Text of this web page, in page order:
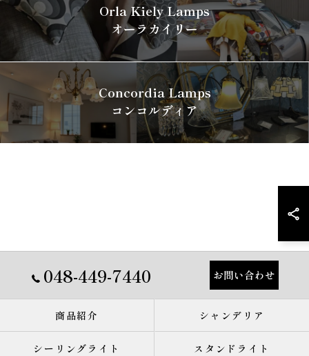
Orla Kiely Lamps
オーラカイリー
Concordia Lamps
コンコルディア
048-449-7440 お問い合わせ
商品紹介 シャンデリア
シーリングライト スタンドライト